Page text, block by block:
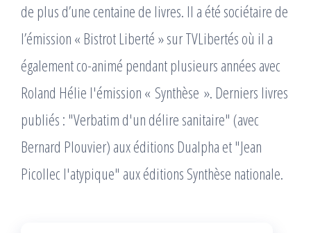
de plus d’une centaine de livres. Il a été sociétaire de
l’émission « Bistrot Liberté » sur TVLibertés où il a
également co-animé pendant plusieurs années avec
Roland Hélie l'émission « Synthèse ». Derniers livres
publiés : "Verbatim d'un délire sanitaire" (avec
Bernard Plouvier) aux éditions Dualpha et "Jean
Picollec l'atypique" aux éditions Synthèse nationale.